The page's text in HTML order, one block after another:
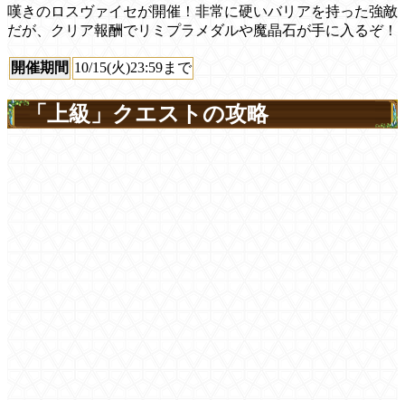
嘆きのロスヴァイセが開催！非常に硬いバリアを持った強敵
だが、クリア報酬でリミプラメダルや魔晶石が手に入るぞ！
開催期間 10/15(火)23:59まで
「上級」クエストの攻略